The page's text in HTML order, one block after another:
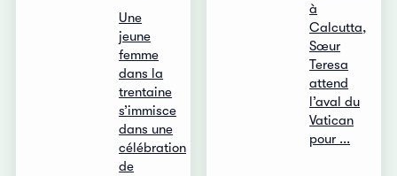
Une
jeune
femme
dans la
trentaine
s’immisce
dans une
célébration
de
à
Calcutta,
Sœur
Teresa
attend
l’aval du
Vatican
pour ...